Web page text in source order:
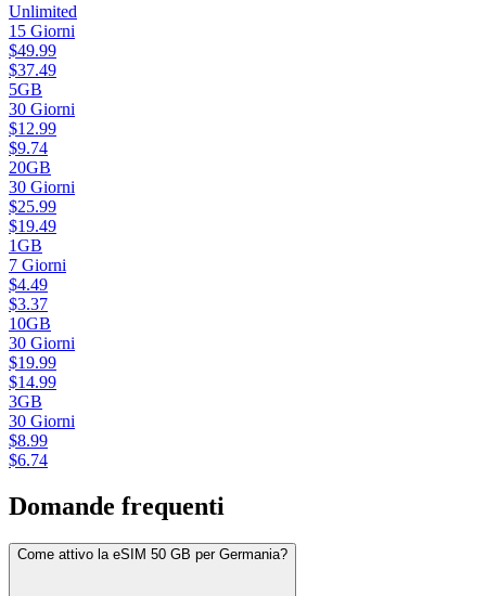
Unlimited
15 Giorni
$49.99
$37.49
5GB
30 Giorni
$12.99
$9.74
20GB
30 Giorni
$25.99
$19.49
1GB
7 Giorni
$4.49
$3.37
10GB
30 Giorni
$19.99
$14.99
3GB
30 Giorni
$8.99
$6.74
Domande frequenti
Come attivo la eSIM 50 GB per Germania?